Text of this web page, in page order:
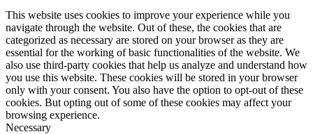
This website uses cookies to improve your experience while you
navigate through the website. Out of these, the cookies that are
categorized as necessary are stored on your browser as they are
essential for the working of basic functionalities of the website. We
also use third-party cookies that help us analyze and understand how
you use this website. These cookies will be stored in your browser
only with your consent. You also have the option to opt-out of these
cookies. But opting out of some of these cookies may affect your
browsing experience.
Necessary